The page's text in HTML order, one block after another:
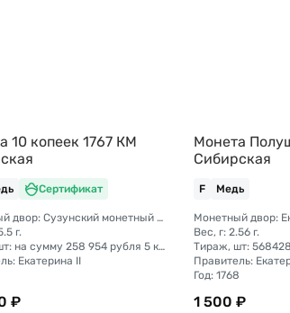
10 копеек 1767 КМ
Сертификат
Монетный двор: Сузунский монетный двор (Сибирь)
г.
Тираж, шт: на сумму 258 954 рубля 5 копеек (сумма 10 копеек + 5 копеек +2 копейки + 1 копейка + денга + полушка)
Екатерина II
₽
Монета
Сибирская
F Медь
Вес, г: 2.56 г.
Тираж, шт:
Правитель:
Год: 1768
1 500 ₽